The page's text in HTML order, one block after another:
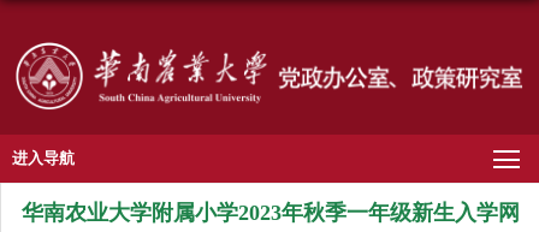
进入导航
华南农业大学附属小学2023年秋季一年级新生入学网